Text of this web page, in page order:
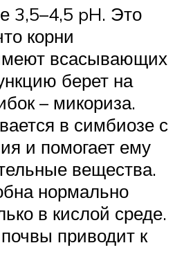
3,5–4,5 pH. Это
корни
всасывающих
берет на
– микориза.
в симбиозе с
и помогает ему
вещества.
нормально
в кислой среде.
приводит к